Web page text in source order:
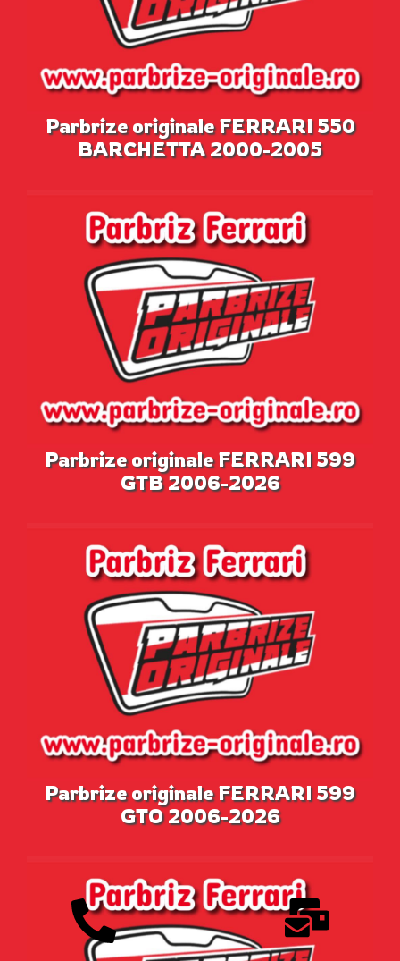
Parbrize originale FERRARI 550
BARCHETTA 2000-2005
Parbrize originale FERRARI 599
GTB 2006-2026
Parbrize originale FERRARI 599
GTO 2006-2026